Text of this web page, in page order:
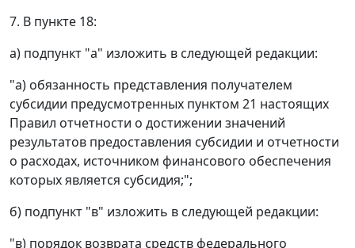
7. В пункте 18:
а) подпункт "а" изложить в следующей редакции:
"а) обязанность представления получателем
субсидии предусмотренных пунктом 21 настоящих
Правил отчетности о достижении значений
результатов предоставления субсидии и отчетности
о расходах, источником финансового обеспечения
которых является субсидия;";
б) подпункт "в" изложить в следующей редакции:
"в) порядок возврата средств федерального